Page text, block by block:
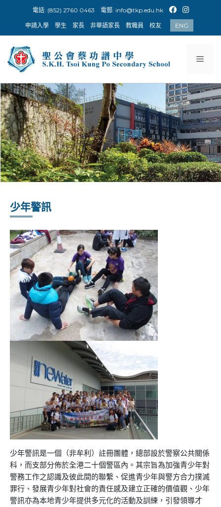
content
電話: (852) 2760 0463 電郵: info@tkp.edu.hk
申請入學 學生 家長 非華語家長 教職員 校友 ENG
少年警訊
少年警訊是一個（非牟利）註冊團體，總部設於警察公共關係
科，而支部分佈於全港二十個警區內。其宗旨為加強青少年對
警務工作之認識及彼此間的聯繫、促進青少年與警方合力撲滅
罪行、發展青少年對社會的責任感及建立正確的價值觀、少年
警訊亦為本地青少年提供多元化的活動及訓練，引發領導才